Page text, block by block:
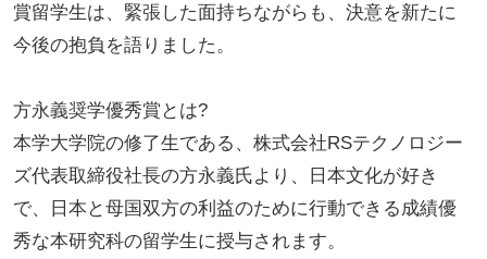
賞留学生は、緊張した面持ちながらも、決意を新たに
今後の抱負を語りました。
方永義奨学優秀賞とは?
本学大学院の修了生である、株式会社RSテクノロジー
ズ代表取締役社長の方永義氏より、日本文化が好き
で、日本と母国双方の利益のために行動できる成績優
秀な本研究科の留学生に授与されます。